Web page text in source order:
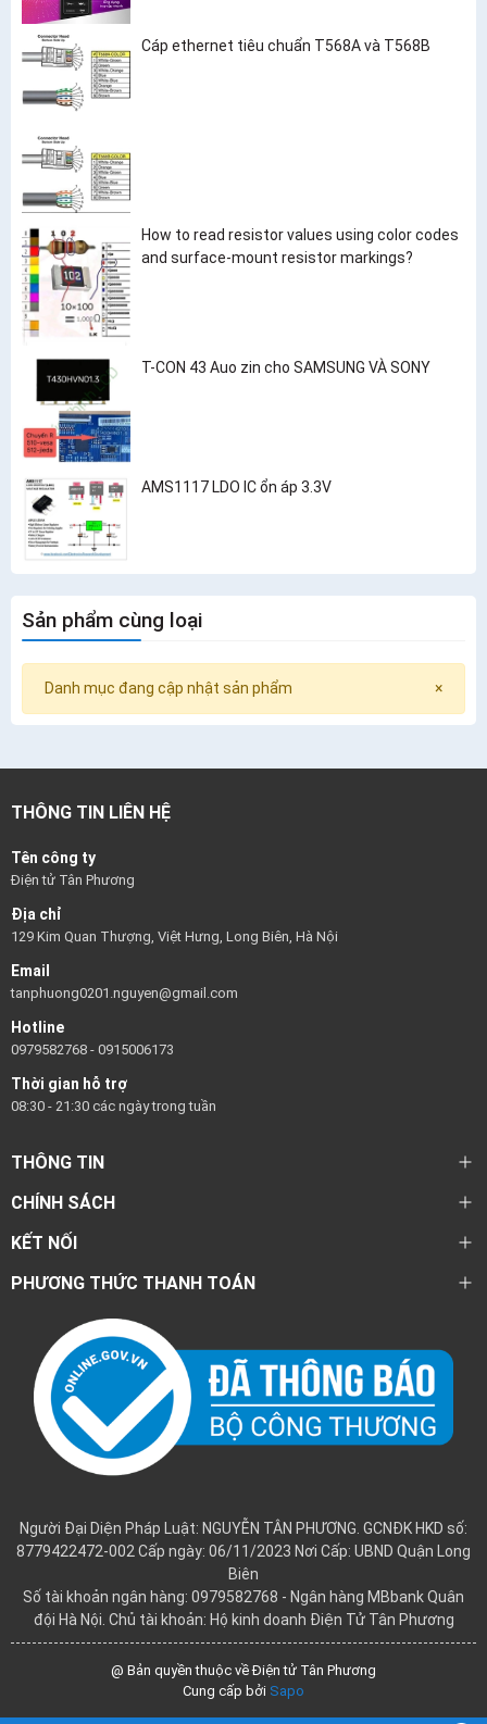
Cáp ethernet tiêu chuẩn T568A và T568B
How to read resistor values using color codes
and surface-mount resistor markings?
T-CON 43 Auo zin cho SAMSUNG VÀ SONY
AMS1117 LDO IC ổn áp 3.3V
Sản phẩm cùng loại
×
Danh mục đang cập nhật sản phẩm
THÔNG TIN LIÊN HỆ
Tên công ty
Điện tử Tân Phương
Địa chỉ
129 Kim Quan Thượng, Việt Hưng, Long Biên, Hà Nội
Email
tanphuong0201.nguyen@gmail.com
Hotline
0979582768 - 0915006173
Thời gian hỗ trợ
08:30 - 21:30 các ngày trong tuần
THÔNG TIN
CHÍNH SÁCH
KẾT NỐI
PHƯƠNG THỨC THANH TOÁN
Người Đại Diện Pháp Luật: NGUYỄN TÂN PHƯƠNG. GCNĐK HKD số:
8779422472-002 Cấp ngày: 06/11/2023 Nơi Cấp: UBND Quận Long
Biên
Số tài khoản ngân hàng: 0979582768 - Ngân hàng MBbank Quân
đội Hà Nội. Chủ tài khoản: Hộ kinh doanh Điện Tử Tân Phương
@ Bản quyền thuộc về Điện tử Tân Phương
Cung cấp bởi Sapo